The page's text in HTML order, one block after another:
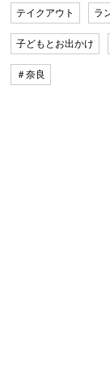
テイクアウト ラ
子どもとお出かけ
＃奈良